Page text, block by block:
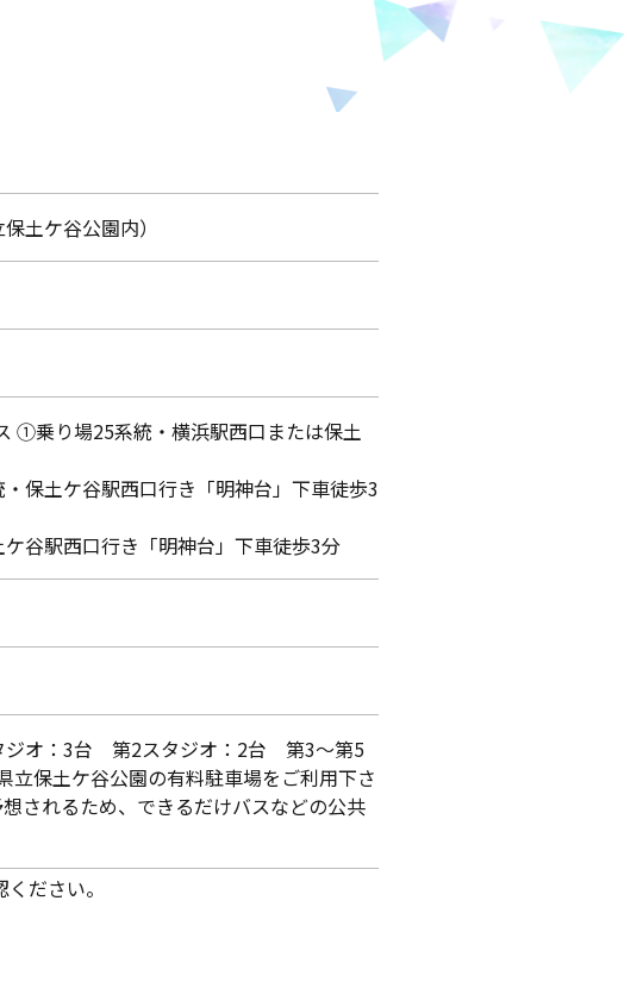
土ケ谷公園内）
①乗り場25系統・横浜駅西口または保土
保土ケ谷駅西口行き「明神台」下車徒歩3
谷駅西口行き「明神台」下車徒歩3分
オ：3台 第2スタジオ：2台 第3～第5
保土ケ谷公園の有料駐車場をご利用下さ
されるため、できるだけバスなどの公共
ださい。